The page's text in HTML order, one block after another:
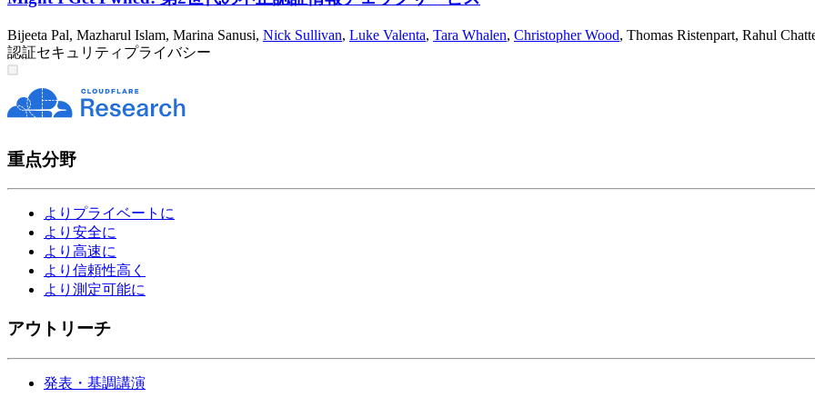
Bijeeta Pal, Mazharul Islam, Marina Sanusi, Nick Sullivan, Luke Valenta, Tara Whalen, Christopher Wood, Thomas Ristenpart, Rahul
認証セキュリティ プライバシー
重点分野
よりプライベートに
より安全に
より高速に
より信頼性高く
より測定可能に
アウトリーチ
発表・基調講演